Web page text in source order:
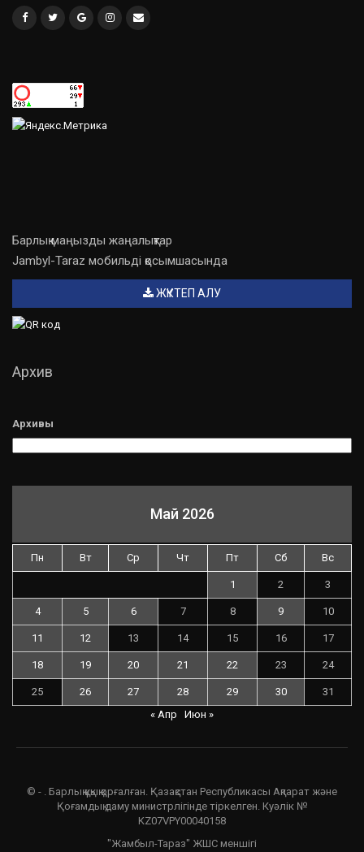
Барлық маңызды жаңалықтар
Jambyl-Taraz мобильді қосымшасында
ЖҮКТЕП АЛУ
Архив
Архивы
Май 2026
Пн Вт Ср Чт Пт Сб Вс
1 2 3
4 5 6 7 8 9 10
11 12 13 14 15 16 17
18 19 20 21 22 23 24
25 26 27 28 29 30
31
« Апр
Июн »
© - . Барлық құқық қорғалған. Қазақстан Республикасы Ақпарат және
Қоғамдық даму министрлігінде тіркелген. Куәлік №
KZ07VPY00040158
"Жамбыл-Тараз" ЖШС меншігі